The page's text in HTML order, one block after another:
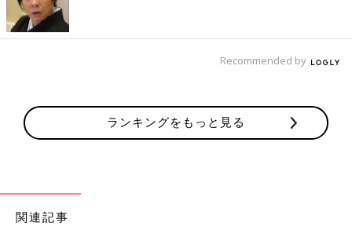
Recommended by
ランキングをもっと見る
関連記事